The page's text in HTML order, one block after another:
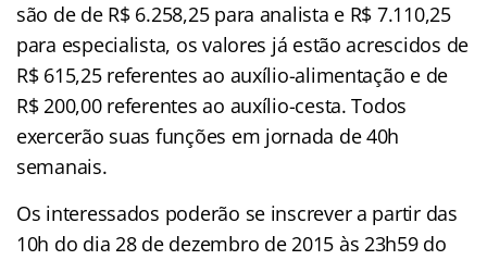
são de de R$ 6.258,25 para analista e R$ 7.110,25
para especialista, os valores já estão acrescidos de
R$ 615,25 referentes ao auxílio-alimentação e de
R$ 200,00 referentes ao auxílio-cesta. Todos
exercerão suas funções em jornada de 40h
semanais.
Os interessados poderão se inscrever a partir das
10h do dia 28 de dezembro de 2015 às 23h59 do